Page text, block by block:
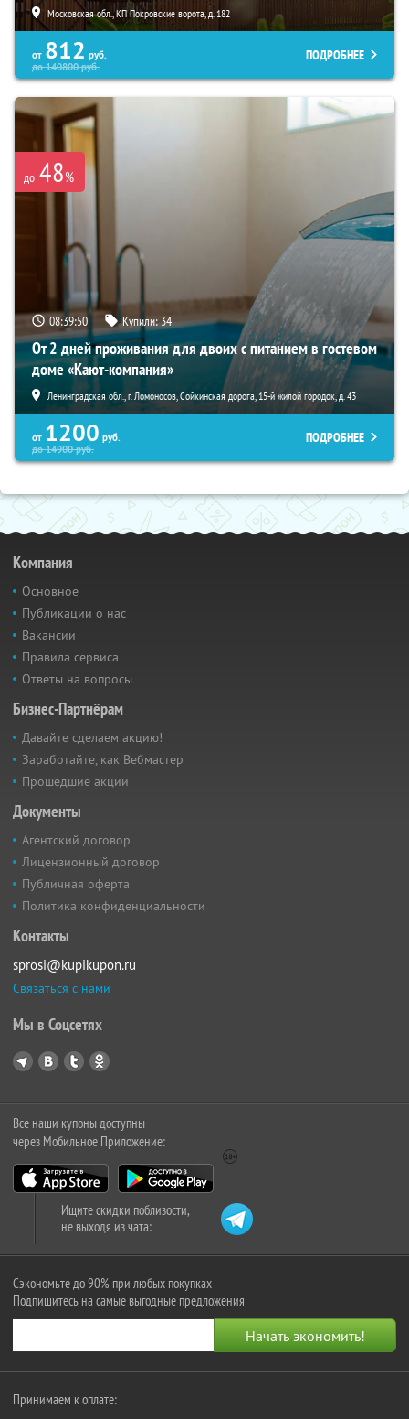
Московская обл., КП Покровские ворота, д. 182
от 812 руб.
до140800руб.
ПОДРОБНЕЕ
до 48%
08:39:48 Купили:34
От 2 дней проживания для двоих с питанием в гостевом
доме «Кают-компания»
Ленинградская обл., г. Ломоносов, Сойкинская дорога, 15-й жилой городок, д. 43
от 1200 руб.
до14900руб.
ПОДРОБНЕЕ
Компания
Основное
Публикации о нас
Вакансии
Правила сервиса
Ответы на вопросы
Бизнес-Партнёрам
Давайте сделаем акцию!
Заработайте, как Вебмастер
Прошедшие акции
Документы
Агентский договор
Лицензионный договор
Публичная оферта
Политика конфиденциальности
Контакты
sprosi@kupikupon.ru
Связаться с нами
Мы в Соцсетях
Все наши купоны доступны
через Мобильное Приложение:
Ищите скидки поблизости,
не выходя из чата:
Сэкономьте до 90% при любых покупках
Подпишитесь на самые выгодные предложения
Принимаем к оплате: